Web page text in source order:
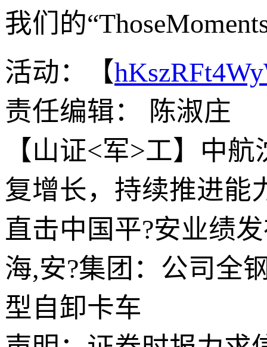
我们的
活动：【
责任编辑： 陈淑庄
【山证<军>工】中
复增长，持续推进能
直击中国平?安业绩
海,安?集团：公司全
型自卸卡车